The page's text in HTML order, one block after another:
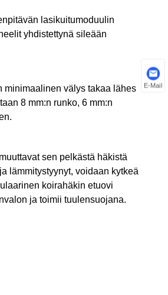
ລາວ
Euskal
Slovenský jazyk
Македонски
lasikuitumoduulin
yhdistettynä sileään
minimaalinen välys takaa lähes
8 mm:n runko, 6 mm:n
sen pelkästä häkistä
lämmitystyynyt, voidaan kytkeä
koirahäkin etuovi
ja toimii tuulensuojana.
E-Mail